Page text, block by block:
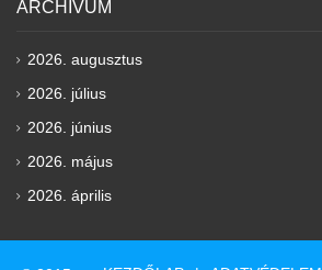
ARCHÍVUM
2026. augusztus
2026. július
2026. június
2026. május
2026. április